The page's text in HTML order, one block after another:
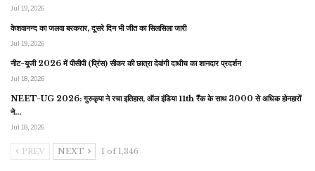
Jul 19, 2026
केशवानन्द का जलवा बरकरार, दूसरे दिन भी जीत का सिलसिला जारी
Jul 19, 2026
नीट-यूजी 2026 में पीसीपी (प्रिंस) सीकर की छात्रा देवांगी दाधीच का शानदार प्रदर्शन
Jul 18, 2026
NEET-UG 2026: गुरुकृपा ने रचा इतिहास, ऑल इंडिया 11th रैंक के साथ 3000 से अधिक होनहारों
ने…
Jul 18, 2026
PREV NEXT 1 of 1,346